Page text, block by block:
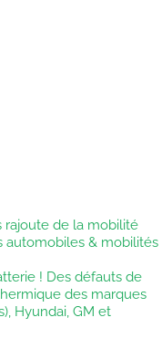
rajoute de la mobilité
automobiles & mobilités
! Des défauts de
des marques
Hyundai, GM et